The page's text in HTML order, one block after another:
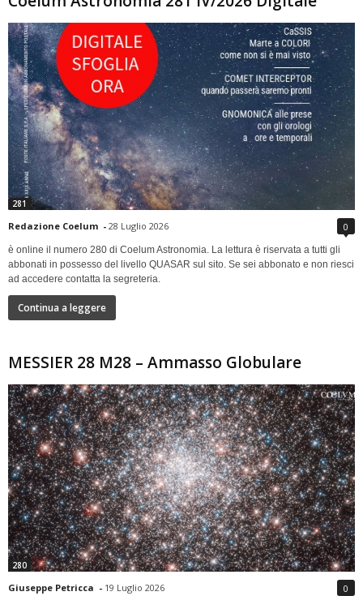
281
Redazione Coelum - 28 Luglio 2026 0
è online il numero 280 di Coelum Astronomia. La lettura è riservata a tutti gli
abbonati in possesso del livello QUASAR sul sito. Se sei abbonato e non riesci
ad accedere contatta la segreteria.
Continua a leggere
MESSIER 28 M28 – Ammasso Globulare
280
Giuseppe Petricca - 19 Luglio 2026 0